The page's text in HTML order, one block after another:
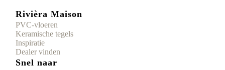
Rivièra Maison
PVC-vloeren
Keramische tegels
Inspiratie
Dealer vinden
Snel naar